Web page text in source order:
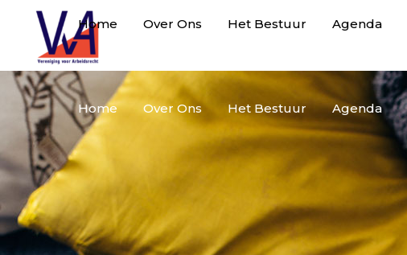
Home Over Ons Het Bestuur Agenda
Home Over Ons Het Bestuur Agenda